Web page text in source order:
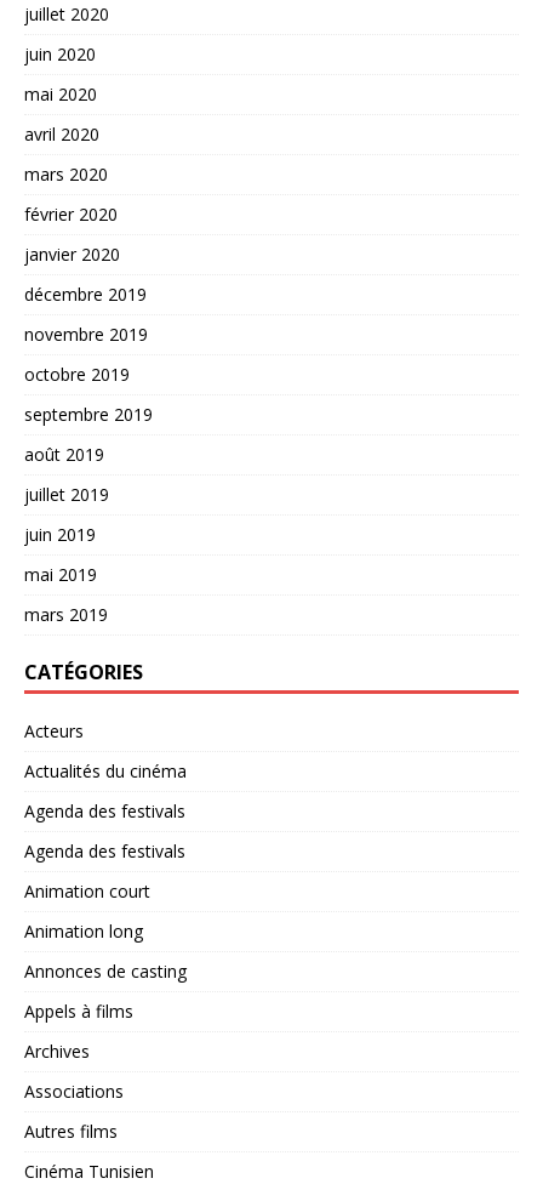
juillet 2020
juin 2020
mai 2020
avril 2020
mars 2020
février 2020
janvier 2020
décembre 2019
novembre 2019
octobre 2019
septembre 2019
août 2019
juillet 2019
juin 2019
mai 2019
mars 2019
CATÉGORIES
Acteurs
Actualités du cinéma
Agenda des festivals
Agenda des festivals
Animation court
Animation long
Annonces de casting
Appels à films
Archives
Associations
Autres films
Cinéma Tunisien